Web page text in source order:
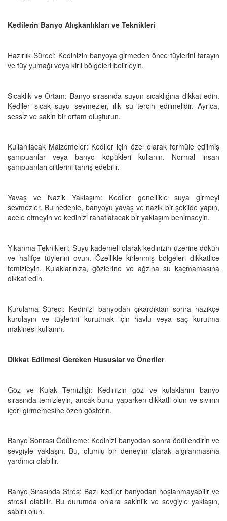
Kedilerin Banyo Alışkanlıkları ve Teknikleri
Hazırlık Süreci: Kedinizin banyoya girmeden önce tüylerini tarayın
ve tüy yumağı veya kirli bölgeleri belirleyin.
Sıcaklık ve Ortam: Banyo sırasında suyun sıcaklığına dikkat edin.
Kediler sıcak suyu sevmezler, ılık su tercih edilmelidir. Ayrıca,
sessiz ve sakin bir ortam oluşturun.
Kullanılacak Malzemeler: Kediler için özel olarak formüle edilmiş
şampuanlar veya banyo köpükleri kullanın. Normal insan
şampuanları ciltlerini tahriş edebilir.
Yavaş ve Nazik Yaklaşım: Kediler genellikle suya girmeyi
sevmezler. Bu nedenle, banyoyu yavaş ve nazik bir şekilde yapın,
acele etmeyin ve kedinizi rahatlatacak bir yaklaşım benimseyin.
Yıkanma Teknikleri: Suyu kademeli olarak kedinizin üzerine dökün
ve hafifçe tüylerini ovun. Özellikle kirlenmiş bölgeleri dikkatlice
temizleyin. Kulaklarınıza, gözlerine ve ağzına su kaçmamasına
dikkat edin.
Kurulama Süreci: Kedinizi banyodan çıkardıktan sonra nazikçe
kurulayın ve tüylerini kurutmak için havlu veya saç kurutma
makinesi kullanın.
Dikkat Edilmesi Gereken Hususlar ve Öneriler
Göz ve Kulak Temizliği: Kedinizin göz ve kulaklarını banyo
sırasında temizleyin, ancak bunu yaparken dikkatli olun ve sıvının
içeri girmemesine özen gösterin.
Banyo Sonrası Ödülleme: Kedinizi banyodan sonra ödüllendirin ve
sevgiyle yaklaşın. Bu, olumlu bir deneyim olarak algılanmasına
yardımcı olabilir.
Banyo Sırasında Stres: Bazı kediler banyodan hoşlanmayabilir ve
stresli olabilir. Bu durumda onlara sakinlik ve sevgiyle yaklaşın,
sabırlı olun.